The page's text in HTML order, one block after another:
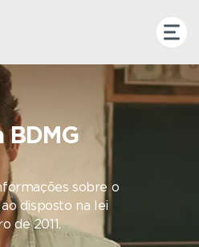
BDMG
sobre o
disposto na lei
de 2011.